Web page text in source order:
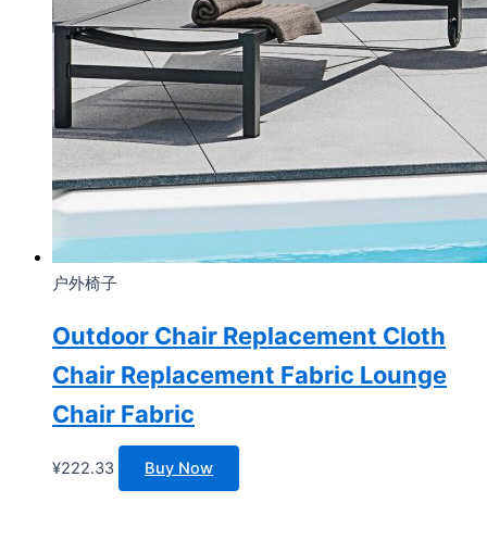
户外椅子
Outdoor Chair Replacement Cloth
Chair Replacement Fabric Lounge
Chair Fabric
¥222.33 Buy Now